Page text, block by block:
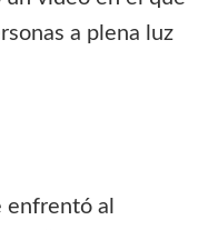
a plena luz
enfrentó al